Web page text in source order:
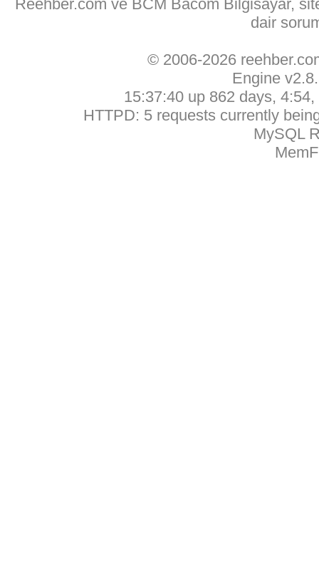
Reehber.com ve BCM Bacom Bilgisayar,
dair
© 2006-2026
Engine
15:37:40 up 862 days,
HTTPD: 5 requests currently
MySQL